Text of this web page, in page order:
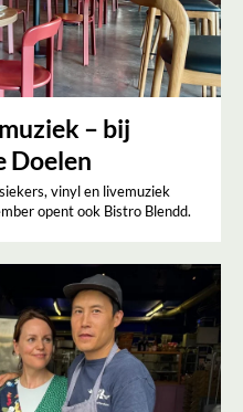
– bij
Doelen
vinyl en livemuziek
opent ook Bistro Blendd.